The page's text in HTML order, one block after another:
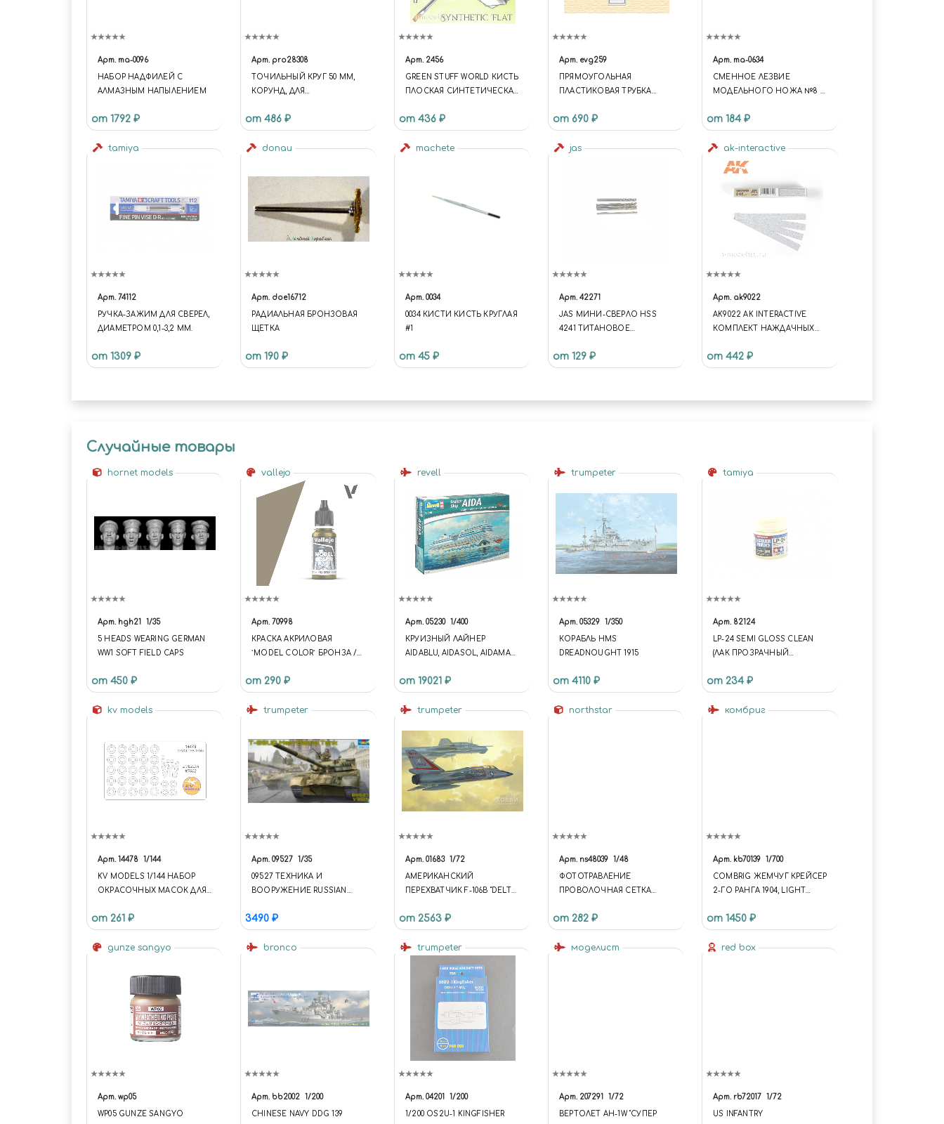
Арт. ma-0096
НАБОР НАДФИЛЕЙ С
АЛМАЗНЫМ НАПЫЛЕНИЕМ
от 1792 ₽
Арт. pro28308
ТОЧИЛЬНЫЙ КРУГ 50 ММ,
КОРУНД, ДЛЯ
от 486 ₽
Арт. 2456
GREEN STUFF WORLD КИСТЬ
ПЛОСКАЯ СИНТЕТИЧЕСКАЯ
FLAT SYNTHETIC BRUSH SIZE
6
от 436 ₽
Арт. evg259
ПРЯМОУГОЛЬНАЯ
ПЛАСТИКОВАЯ ТРУБКА
от 690 ₽
Арт. ma-0634
СМЕННОЕ ЛЕЗВИЕ
МОДЕЛЬНОГО НОЖА №8 10
от 184 ₽
tamiya
Арт. 74112
РУЧКА-ЗАЖИМ ДЛЯ СВЕРЕЛ,
ДИАМЕТРОМ 0,1-3,2 ММ.
от 1309 ₽
donau
Арт. doe16712
РАДИАЛЬНАЯ БРОНЗОВАЯ
ЩЕТКА
от 190 ₽
machete
Арт. 0034
0034 КИСТИ КИСТЬ КРУГЛАЯ
#1
от 45 ₽
jas
Арт. 42271
JAS МИНИ-СВЕРЛО HSS
4241 ТИТАНОВОЕ
от 129 ₽
ak-interactive
Арт. ak9022
AK9022 AK INTERACTIVE
КОМПЛЕКТ НАЖДАЧНЫХ
ОСНОВЕ 240GR
от 442 ₽
Случайные товары
hornet models
Арт. hgh21 1/35
5 HEADS WEARING GERMAN
WW1 SOFT FIELD CAPS
от 450 ₽
vallejo
Арт. 70998
КРАСКА АКРИЛОВАЯ
`MODEL COLOR` БРОНЗА /
от 290 ₽
revell
Арт. 05230 1/400
КРУИЗНЫЙ ЛАЙНЕР
AIDABLU, AIDASOL, AIDAMAR,
от 19021 ₽
trumpeter
Арт. 05329 1/350
КОРАБЛЬ HMS
DREADNOUGHT 1915
от 4110 ₽
tamiya
Арт. 82124
LP-24 SEMI GLOSS CLEAN
(ЛАК ПРОЗРАЧНЫЙ
от 234 ₽
kv models
Арт. 14478 1/144
KV MODELS 1/144 НАБОР
ОКРАСОЧНЫХ МАСОК ДЛЯ
ТУШКА-160 + МАСКИ НА
ДИСКИ И КОЛЕСА
от 261 ₽
trumpeter
Арт. 09527 1/35
09527 ТЕХНИКА И
ВООРУЖЕНИЕ RUSSIAN
3490 ₽
trumpeter
Арт. 01683 1/72
АМЕРИКАНСКИЙ
ПЕРЕХВАТЧИК F-106B "DELTA
"DELTA JAVELIN"
INTERCEPTOR
от 2563 ₽
northstar
Арт. ns48039 1/48
ФОТОТРАВЛЕНИЕ
ПРОВОЛОЧНАЯ СЕТКА
от 282 ₽
комбриг
Арт. kb70139 1/700
COMBRIG ЖЕМЧУГ КРЕЙСЕР
2-ГО РАНГА 1904, LIGHT
от 1450 ₽
gunze sangyo
Арт. wp05
WP05 GUNZE SANGYO
bronco
Арт. bb2002 1/200
CHINESE NAVY DDG 139
trumpeter
Арт. 04201 1/200
1/200 OS2U-1 KINGFISHER
моделист
Арт. 207291 1/72
ВЕРТОЛЕТ AH-1W "СУПЕР
red box
Арт. rb72017 1/72
US INFANTRY